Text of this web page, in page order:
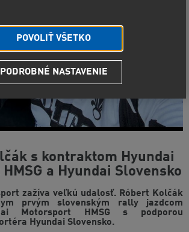
s kontraktom Hyundai
a Hyundai Slovensko
zažíva veľkú udalosť. Róbert Kolčák
prvým slovenským rally jazdcom
Motorsport HMSG s podporou
Hyundai Slovensko.
POVOLIŤ VŠETKO
PODROBNÉ NASTAVENIE